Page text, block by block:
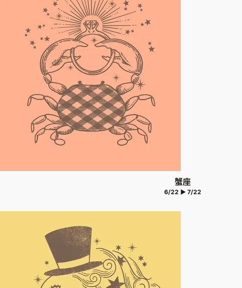
蟹座
6/22 ▶ 7/22